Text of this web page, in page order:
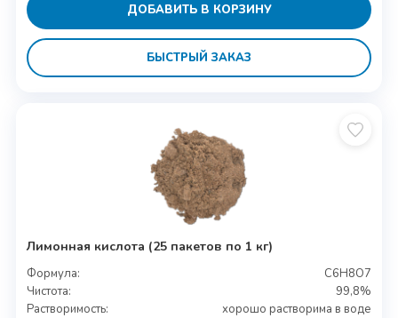
ДОБАВИТЬ В КОРЗИНУ
БЫСТРЫЙ ЗАКАЗ
Лимонная кислота (25 пакетов по 1 кг)
Формула:
C6H8O7
Чистота:
99,8%
Растворимость:
хорошо растворима в воде